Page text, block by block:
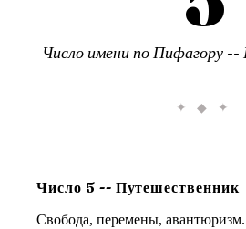
Число имени по Пифагору --
✦ ◆ ✦
Число 5 -- Путешественник
Свобода, перемены,